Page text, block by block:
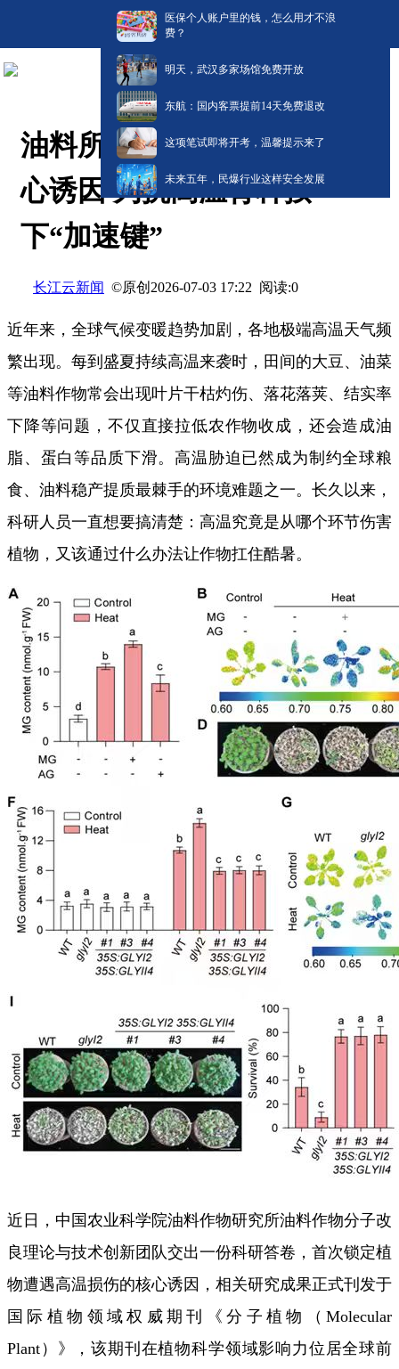
医保个人账户里的钱，怎么用才不浪
费？
明天，武汉多家场馆免费开放
东航：国内客票提前14天免费退改
这项笔试即将开考，温馨提示来了
未来五年，民爆行业这样安全发展
油料所破解植物高温损伤核
心诱因 为抗高温育种按
下“加速键”
长江云新闻 ©原创 2026-07-03 17:22 阅读:0
近年来，全球气候变暖趋势加剧，各地极端高温天气频
繁出现。每到盛夏持续高温来袭时，田间的大豆、油菜
等油料作物常会出现叶片干枯灼伤、落花落荚、结实率
下降等问题，不仅直接拉低农作物收成，还会造成油
脂、蛋白等品质下滑。高温胁迫已然成为制约全球粮
食、油料稳产提质最棘手的环境难题之一。长久以来，
科研人员一直想要搞清楚：高温究竟是从哪个环节伤害
植物，又该通过什么办法让作物扛住酷暑。
近日，中国农业科学院油料作物研究所油料作物分子改
良理论与技术创新团队交出一份科研答卷，首次锁定植
物遭遇高温损伤的核心诱因，相关研究成果正式刊发于
国际植物领域权威期刊《分子植物（Molecular
Plant）》，该期刊在植物科学领域影响力位居全球前